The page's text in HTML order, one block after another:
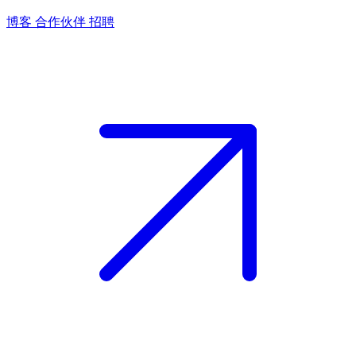
博客 合作伙伴 招聘